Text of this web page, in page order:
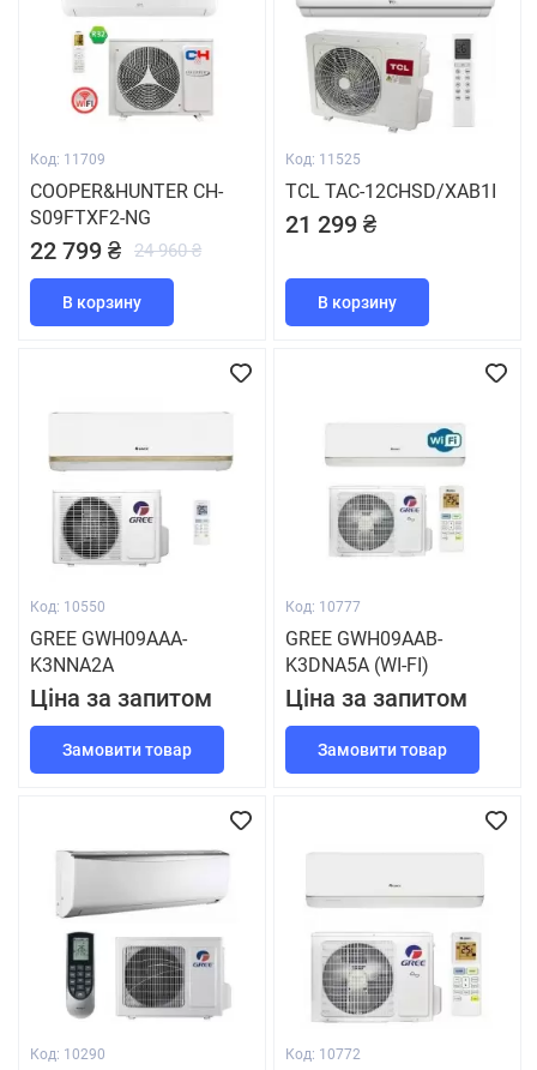
Код: 11709
COOPER&HUNTER CH-
S09FTXF2-NG
22 799 ₴ 24 960 ₴
В корзину
Код: 11525
TCL TAC-12CHSD/XAB1I
21 299 ₴
В корзину
Код: 10550
GREE GWH09AAA-
K3NNA2A
Ціна за запитом
Замовити товар
Код: 10777
GREE GWH09AAB-
K3DNA5A (WI-FI)
Ціна за запитом
Замовити товар
Код: 10290 Код: 10772